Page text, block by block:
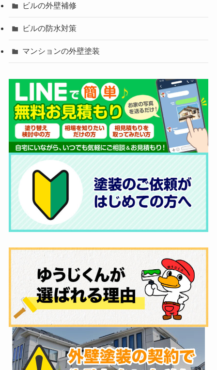
ビルの外壁補修
ビルの防水対策
マンションの外壁塗装